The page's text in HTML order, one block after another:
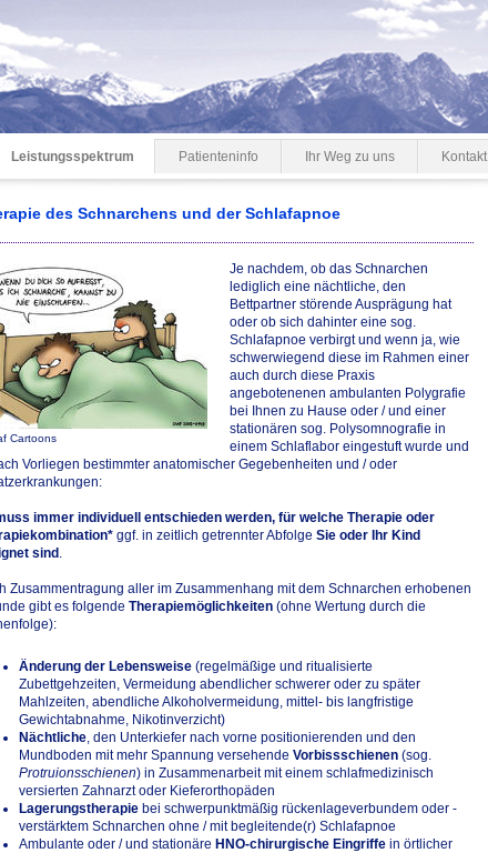
Leistungsspektrum Patienteninfo Ihr Weg zu uns Kontakt
des Schnarchens und der Schlafapnoe
Cartoons
Je nachdem, ob das Schnarchen
lediglich eine nächtliche, den
Bettpartner störende Ausprägung hat
oder ob sich dahinter eine sog.
Schlafapnoe verbirgt und wenn ja, wie
schwerwiegend diese im Rahmen einer
auch durch diese Praxis
angebotenenen ambulanten Polygrafie
bei Ihnen zu Hause oder / und einer
stationären sog. Polysomnografie in
einem Schlaflabor eingestuft wurde und
Vorliegen bestimmter anatomischer Gegebenheiten und / oder
immer individuell entschieden werden, für welche Therapie oder
ggf. in zeitlich getrennter Abfolge Sie oder Ihr Kind
sind .
Zusammentragung aller im Zusammenhang mit dem Schnarchen erhobenen
gibt es folgende Therapiemöglichkeiten (ohne Wertung durch die
Änderung der Lebensweise (regelmäßige und ritualisierte
Zubettgehzeiten, Vermeidung abendlicher schwerer oder zu später
Mahlzeiten, abendliche Alkoholvermeidung, mittel- bis langfristige
Gewichtabnahme, Nikotinverzicht)
Nächtliche, den Unterkiefer nach vorne positionierenden und den
Mundboden mit mehr Spannung versehende Vorbissschienen (sog.
Protruionsschienen) in Zusammenarbeit mit einem schlafmedizinisch
versierten Zahnarzt oder Kieferorthopäden
Lagerungstherapie bei schwerpunktmäßig rückenlageverbundem oder -
verstärktem Schnarchen ohne / mit begleitende(r) Schlafapnoe
Ambulante oder / und stationäre HNO-chirurgische Eingriffe in örtlicher